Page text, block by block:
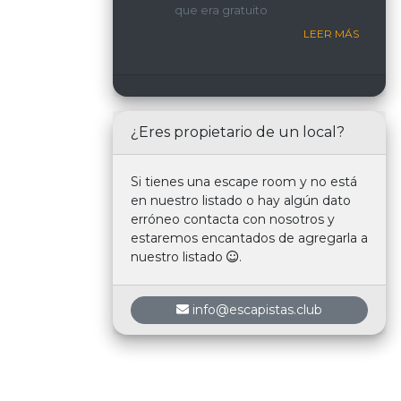
nosotros.
que era gratuito
LEER MÁS
¿Eres propietario de un local?
Si tienes una escape room y no está
en nuestro listado o hay algún dato
erróneo contacta con nosotros y
estaremos encantados de agregarla a
nuestro listado
.
info@escapistas.club